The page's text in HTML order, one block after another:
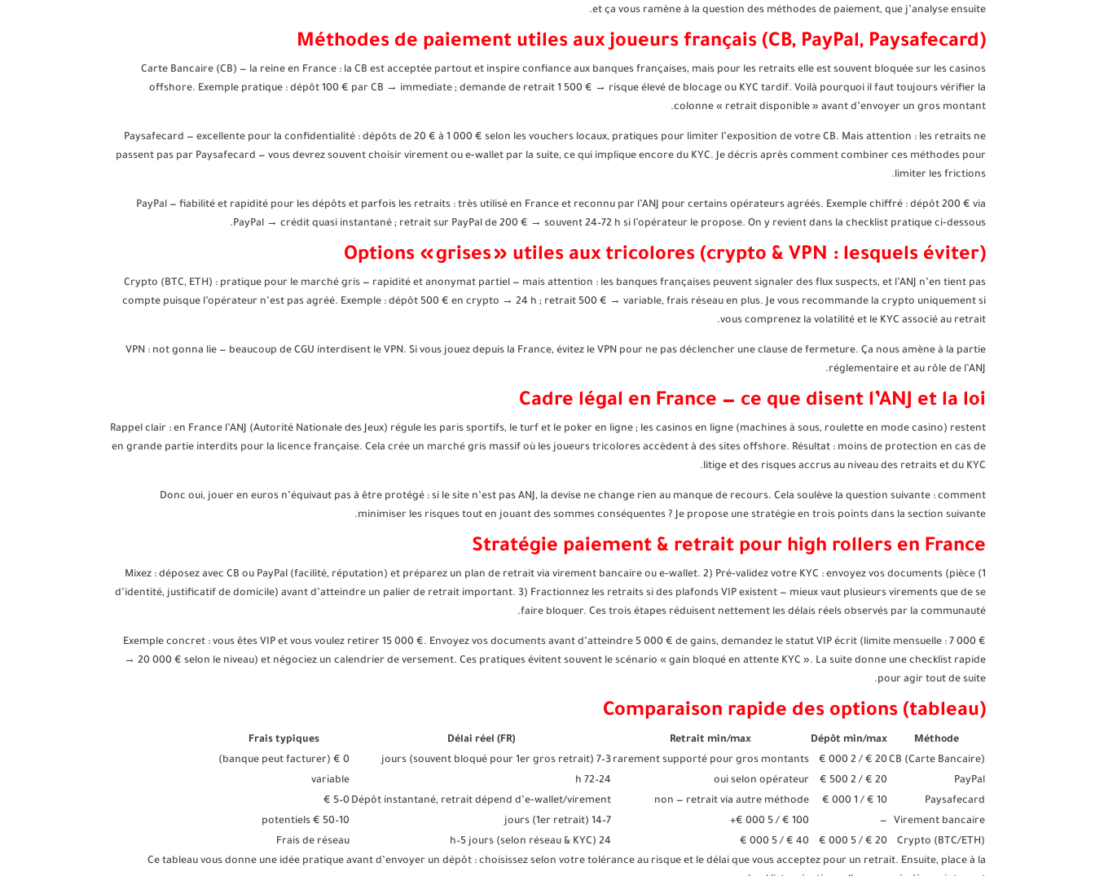
et ça vous ramène à la question des méthodes de paiement, que j’analyse ensuite.
Méthodes de paiement utiles aux joueurs français (CB, PayPal, Paysafecard)
Carte Bancaire (CB) — la reine en France : la CB est acceptée partout et inspire confiance aux banques françaises, mais pour les retraits elle est souvent bloquée sur les casinos
offshore. Exemple pratique : dépôt 100 € par CB → immediate ; demande de retrait 1 500 € → risque élevé de blocage ou KYC tardif. Voilà pourquoi il faut toujours vérifier la
colonne « retrait disponible » avant d’envoyer un gros montant.
Paysafecard — excellente pour la confidentialité : dépôts de 20 € à 1 000 € selon les vouchers locaux, pratiques pour limiter l’exposition de votre CB. Mais attention : les retraits ne
passent pas par Paysafecard — vous devrez souvent choisir virement ou e‑wallet par la suite, ce qui implique encore du KYC. Je décris après comment combiner ces méthodes pour
limiter les frictions.
PayPal — fiabilité et rapidité pour les dépôts et parfois les retraits : très utilisé en France et reconnu par l’ANJ pour certains opérateurs agréés. Exemple chiffré : dépôt 200 € via
PayPal → crédit quasi instantané ; retrait sur PayPal de 200 € → souvent 24–72 h si l’opérateur le propose. On y revient dans la checklist pratique ci‑dessous.
Options « grises » utiles aux tricolores (crypto & VPN : lesquels éviter)
Crypto (BTC, ETH) : pratique pour le marché gris — rapidité et anonymat partiel — mais attention : les banques françaises peuvent signaler des flux suspects, et l’ANJ n’en tient pas
compte puisque l’opérateur n’est pas agréé. Exemple : dépôt 500 € en crypto → 24 h ; retrait 500 € → variable, frais réseau en plus. Je vous recommande la crypto uniquement si
vous comprenez la volatilité et le KYC associé au retrait.
VPN : not gonna lie — beaucoup de CGU interdisent le VPN. Si vous jouez depuis la France, évitez le VPN pour ne pas déclencher une clause de fermeture. Ça nous amène à la partie
réglementaire et au rôle de l’ANJ.
Cadre légal en France — ce que disent l’ANJ et la loi
Rappel clair : en France l’ANJ (Autorité Nationale des Jeux) régule les paris sportifs, le turf et le poker en ligne ; les casinos en ligne (machines à sous, roulette en mode casino) restent
en grande partie interdits pour la licence française. Cela crée un marché gris massif où les joueurs tricolores accèdent à des sites offshore. Résultat : moins de protection en cas de
litige et des risques accrus au niveau des retraits et du KYC.
Donc oui, jouer en euros n’équivaut pas à être protégé : si le site n’est pas ANJ, la devise ne change rien au manque de recours. Cela soulève la question suivante : comment
minimiser les risques tout en jouant des sommes conséquentes ? Je propose une stratégie en trois points dans la section suivante.
Stratégie paiement & retrait pour high rollers en France
1) Mixez : déposez avec CB ou PayPal (facilité, réputation) et préparez un plan de retrait via virement bancaire ou e‑wallet. 2) Pré‑validez votre KYC : envoyez vos documents (pièce
d’identité, justificatif de domicile) avant d’atteindre un palier de retrait important. 3) Fractionnez les retraits si des plafonds VIP existent — mieux vaut plusieurs virements que de se
faire bloquer. Ces trois étapes réduisent nettement les délais réels observés par la communauté.
Exemple concret : vous êtes VIP et vous voulez retirer 15 000 €. Envoyez vos documents avant d’atteindre 5 000 € de gains, demandez le statut VIP écrit (limite mensuelle : 7 000 €
→ 20 000 € selon le niveau) et négociez un calendrier de versement. Ces pratiques évitent souvent le scénario « gain bloqué en attente KYC ». La suite donne une checklist rapide
pour agir tout de suite.
Comparaison rapide des options (tableau)
Méthode
Dépôt min/max
Retrait min/max
Délai réel (FR)
Frais typiques
CB (Carte Bancaire)
20 € / 2 000 €
rarement supporté pour gros montants
3–7 jours (souvent bloqué pour 1er gros retrait)
0 € (banque peut facturer)
PayPal
20 € / 2 500 €
oui selon opérateur
24–72 h
variable
Paysafecard
10 € / 1 000 €
non — retrait via autre méthode
Dépôt instantané, retrait dépend d’e‑wallet/virement
0–5 €
Virement bancaire
—
100 € / 5 000 €+
7–14 jours (1er retrait)
10–50 € potentiels
Crypto (BTC/ETH)
20 € / 5 000 €
40 € / 5 000 €
24 h–5 jours (selon réseau & KYC)
Frais de réseau
Ce tableau vous donne une idée pratique avant d’envoyer un dépôt : choisissez selon votre tolérance au risque et le délai que vous acceptez pour un retrait. Ensuite, place à la